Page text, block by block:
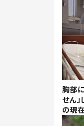
胸部
せん
の現